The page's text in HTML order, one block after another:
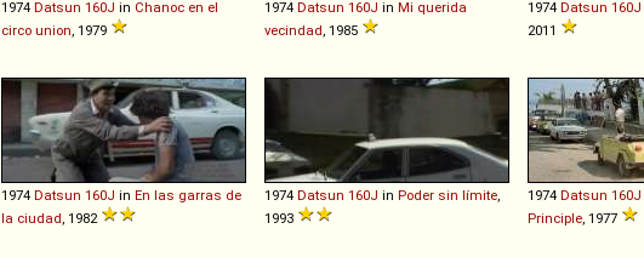
1974 Datsun 160J in Chanoc en el
circo union , 1979
1974 Datsun 160J in Mi querida
vecindad , 1985
1974 Datsun 160J
2011
1974 Datsun 160J in En las garras de
la ciudad , 1982
1974 Datsun 160J in Poder sin límite
1993
1974 Datsun 160J
Principle , 1977